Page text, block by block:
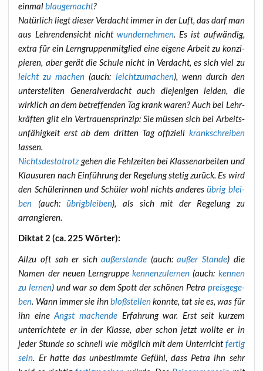
ein­malblau­ge­macht?
Natür­lich liegt die­ser Ver­dacht immer in der Luft, das darf man
aus Leh­ren­den­sicht nicht wun­der­neh­men. Es ist auf­wän­dig,
extra für ein Lern­grup­pen­mit­glied eine eige­ne Arbeit zu kon­zi­
pie­ren, aber gerät die Schu­le nicht in Ver­dacht, es sich viel zu
leicht zu machen (auch: leicht­zu­ma­chen), wenn durch den
unter­stell­ten Gene­ral­ver­dacht auch die­je­ni­gen lei­den, die
wirk­lich an dem betref­fen­den Tag krank waren? Auch bei Lehr­
kräf­ten gilt ein Ver­trau­ens­prin­zip: Sie müs­sen sich bei Arbeits­
un­fä­hig­keit erst ab dem drit­ten Tag offi­zi­ell krank­schrei­ben
lassen.
Nichts­des­to­trotzgehen die Fehl­zei­ten bei Klas­sen­ar­bei­ten und
Klau­su­ren nach Ein­füh­rung der Rege­lung ste­tig zurück. Es wird
den Schü­le­rin­nen und Schü­ler wohl nichts ande­resübrig blei­
ben (auch:übrig­blei­ben), als sich mit der Rege­lung zu
arrangieren.
Dik­tat 2 (ca. 225 Wörter):
All­zu oft sah er sichaußer­stan­de (auch:außer Stan­de) die
Namen der neu­en Lern­grup­peken­nen­zu­ler­nen (auch: ken­nen
zu ler­nen) und war so dem Spott der schö­nen Petra preis­ge­ge­
ben. Wann immer sie ihnbloß­stel­lenkonn­te, tat sie es, was für
ihn eineAngst machen­deErfah­rung war. Erst seit kur­zem
unter­rich­te­te er in der Klas­se, aber schon jetzt woll­te er in
jeder Stun­de so schnell wie mög­lich mit dem Unter­richtfer­tig
sein. Er hat­te das unbe­stimm­te Gefühl, dass Petra ihn sehr